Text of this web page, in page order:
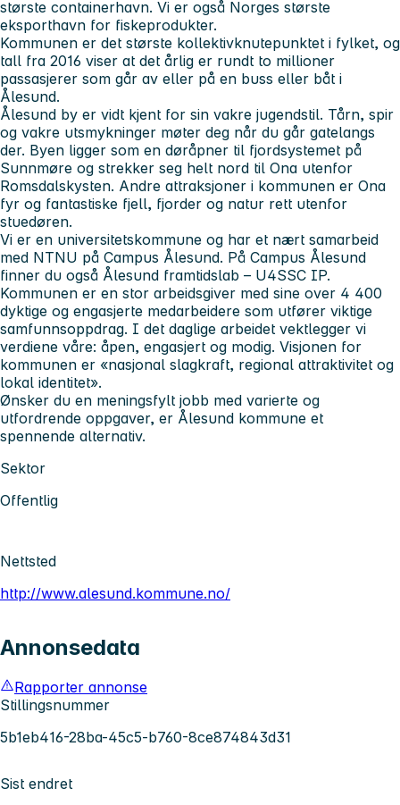
største containerhavn. Vi er også Norges største
eksporthavn for fiskeprodukter.
Kommunen er det største kollektivknutepunktet i fylket, og
tall fra 2016 viser at det årlig er rundt to millioner
passasjerer som går av eller på en buss eller båt i
Ålesund.
Ålesund by er vidt kjent for sin vakre jugendstil. Tårn, spir
og vakre utsmykninger møter deg når du går gatelangs
der. Byen ligger som en døråpner til fjordsystemet på
Sunnmøre og strekker seg helt nord til Ona utenfor
Romsdalskysten. Andre attraksjoner i kommunen er Ona
fyr og fantastiske fjell, fjorder og natur rett utenfor
stuedøren.
Vi er en universitetskommune og har et nært samarbeid
med NTNU på Campus Ålesund. På Campus Ålesund
finner du også Ålesund framtidslab – U4SSC IP.
Kommunen er en stor arbeidsgiver med sine over 4 400
dyktige og engasjerte medarbeidere som utfører viktige
samfunnsoppdrag. I det daglige arbeidet vektlegger vi
verdiene våre: åpen, engasjert og modig. Visjonen for
kommunen er «nasjonal slagkraft, regional attraktivitet og
lokal identitet».
Ønsker du en meningsfylt jobb med varierte og
utfordrende oppgaver, er Ålesund kommune et
spennende alternativ.
Sektor
Offentlig
Nettsted
http://www.alesund.kommune.no/
Annonsedata
Rapporter annonse
Stillingsnummer
5b1eb416-28ba-45c5-b760-8ce874843d31
Sist endret